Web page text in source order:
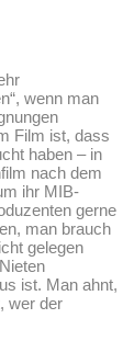
wenn man
Film ist, dass
haben – in
nach dem
ihr MIB-
gerne
man brauch
gelegen
ist. Man ahnt,
wer der